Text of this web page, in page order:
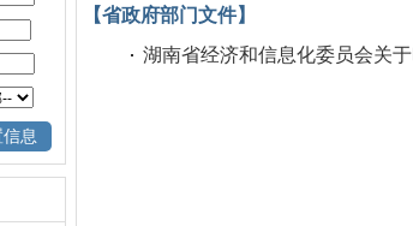
【省政府部门文件】
湖南省经济和信息化委员会关